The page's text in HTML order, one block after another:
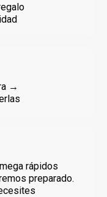
→
rápidos
preparado.